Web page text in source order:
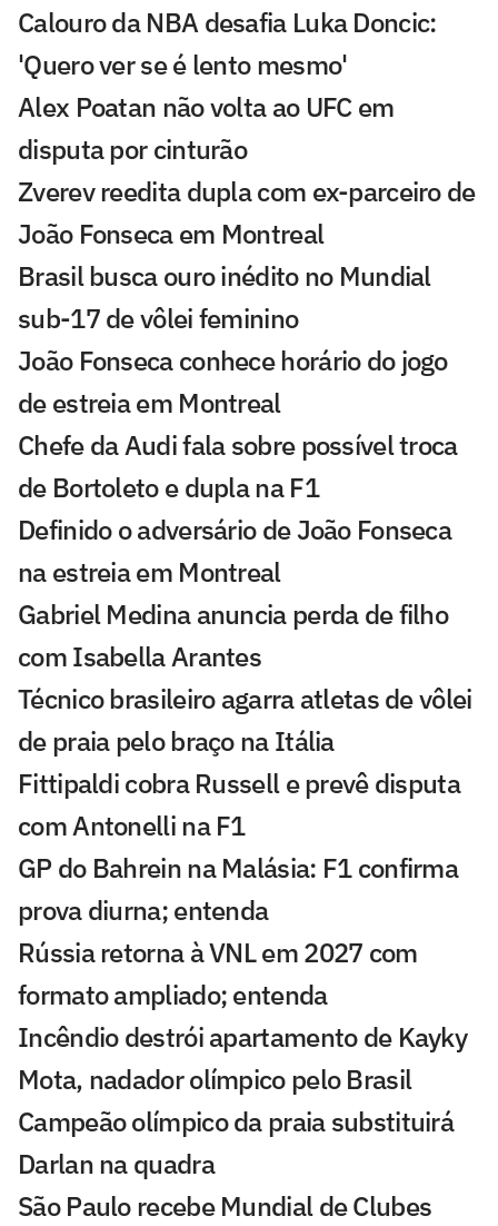
Calouro da NBA desafia Luka Doncic:
'Quero ver se é lento mesmo'
Alex Poatan não volta ao UFC em
disputa por cinturão
Zverev reedita dupla com ex-parceiro de
João Fonseca em Montreal
Brasil busca ouro inédito no Mundial
sub-17 de vôlei feminino
João Fonseca conhece horário do jogo
de estreia em Montreal
Chefe da Audi fala sobre possível troca
de Bortoleto e dupla na F1
Definido o adversário de João Fonseca
na estreia em Montreal
Gabriel Medina anuncia perda de filho
com Isabella Arantes
Técnico brasileiro agarra atletas de vôlei
de praia pelo braço na Itália
Fittipaldi cobra Russell e prevê disputa
com Antonelli na F1
GP do Bahrein na Malásia: F1 confirma
prova diurna; entenda
Rússia retorna à VNL em 2027 com
formato ampliado; entenda
Incêndio destrói apartamento de Kayky
Mota, nadador olímpico pelo Brasil
Campeão olímpico da praia substituirá
Darlan na quadra
São Paulo recebe Mundial de Clubes